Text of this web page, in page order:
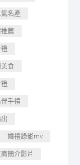
名產
薦
食
手禮
婚禮錄影mv
商簡介影片